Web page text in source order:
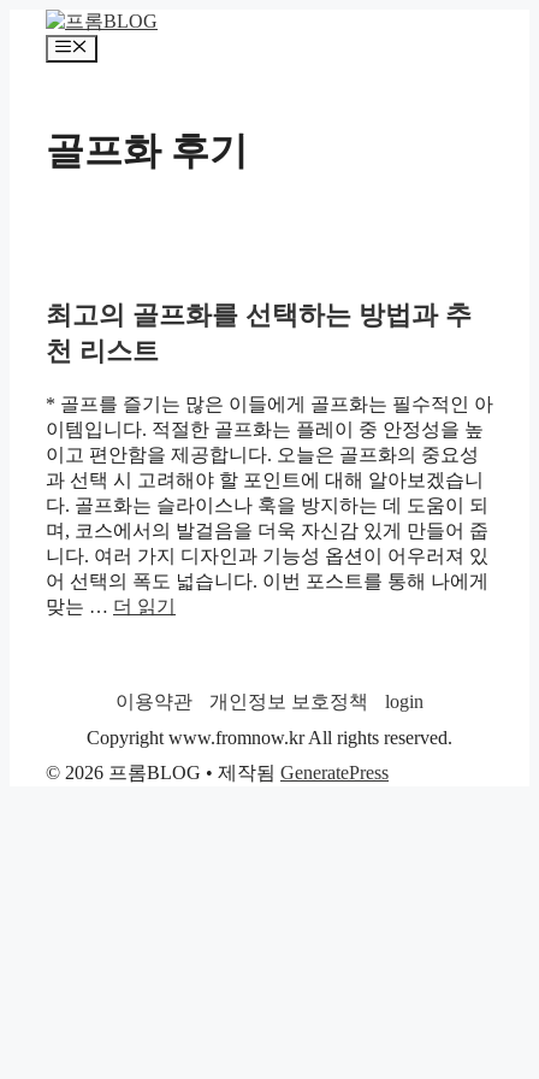
메
골프화 후기
최고의 골프화를 선택하는 방법과 추
천 리스트
* 골프를 즐기는 많은 이들에게 골프화는 필수적인 아
이템입니다. 적절한 골프화는 플레이 중 안정성을 높
이고 편안함을 제공합니다. 오늘은 골프화의 중요성
과 선택 시 고려해야 할 포인트에 대해 알아보겠습니
다. 골프화는 슬라이스나 훅을 방지하는 데 도움이 되
며, 코스에서의 발걸음을 더욱 자신감 있게 만들어 줍
니다. 여러 가지 디자인과 기능성 옵션이 어우러져 있
어 선택의 폭도 넓습니다. 이번 포스트를 통해 나에게
맞는 … 더 읽기
이용약관 개인정보 보호정책
login
Copyright www.fromnow.kr All rights reserved.
© 2026 프롬BLOG • 제작됨 GeneratePress